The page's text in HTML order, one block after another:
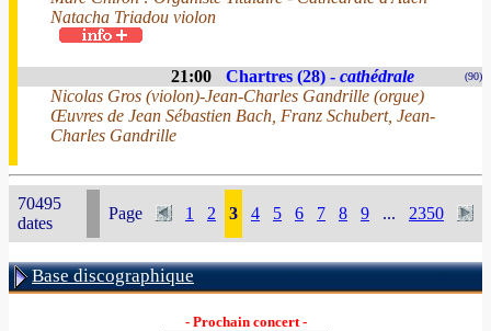
Natacha Triadou violon
21:00 Chartres (28) - cathédrale (90)
Nicolas Gros (violon)-Jean-Charles Gandrille (orgue)
Œuvres de Jean Sébastien Bach, Franz Schubert, Jean-
Charles Gandrille
70495
dates
Page 1 2 3 4 5 6 7 8 9 ... 2350
Base discographique
- Prochain concert -